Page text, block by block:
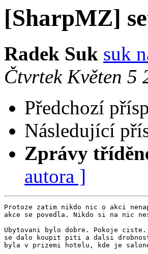
[SharpMZ]
Radek Suk suk
Čtvrtek Květen 5
Předchozí
Následující
Zprávy
autora ]
Protoze zatim nikdo nic o akci
akce se povedla. Nikdo si na nic
Ubytovani bylo dobre. Pokoje
se dalo koupit piti a dalsi
byla v prizemi hotelu, kde je